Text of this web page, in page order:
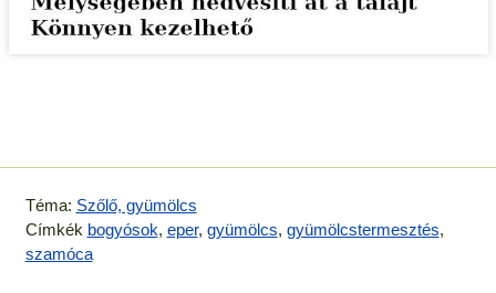
Téma: Szőlő, gyümölcs
Címkék bogyósok, eper, gyümölcs, gyümölcstermesztés,
szamóca